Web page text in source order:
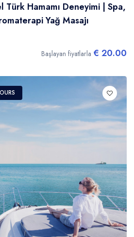
Hamamı Deneyimi | Spa,
Yağ Masajı
Başlayan fiyatlarla € 20.00